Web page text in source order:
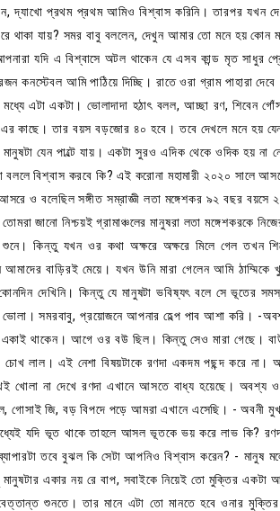
দ্যাখো প্রথম প্রথম আমিও বিশ্বাস করিনি। তারপর যখন
থাকা যায়? সমর বাবু বললেন, দেখুন আমার তো মনে হয় কোন
যদি এ বিশ্বাসে অটল থাকেন যে এসব কান্ড মৃত সাধুর
কনস্টেবল আমি পাঠিয়ে দিচ্ছি। রাতে ওরা গ্রাম পাহারা
এটা একটা। ভোলাদাদা হঠাৎ বলল, আচ্ছা রণ, শিবেন
এর কাছে। তার বয়স বড়জোর ৪০ হবে। তবে দেখলে মনে হয়
যেন পাল্টে যায়। একটা সুরও এদিক থেকে ওদিক হয়
বললে বিশ্বাস করবে কি? এই করোনা মহামারী ২০২০ সালে
ও বলেছিল সঙ্গীত সম্রাজ্ঞী লতা মঙ্গেশকর ৯২ বছর বয়সে
জানো নিশ্চয়ই গ্রামাঞ্চলের মানুষরা লতা মঙ্গেশকরকে
শুনে। কিন্তু যখন ওর কথা অক্ষরে অক্ষরে মিলে গেল তখন
আমাদের বাড়িরই মেয়ে। যখন উনি মারা গেলেন আমি
দেখিনি। কিন্তু যে মানুষটা ভবিষ্যৎ বলে সে ভূতের
ভোলা। সমরবাবু, প্রয়োজনে আপনার হেল্প পাব আশা করি। -
থাকেন। আগে ওর বউ ছিল। কিন্তু সেও মারা গেছে।
লাল। এই নেশা বিষয়টাকে রণদা একদম পছন্দ করে না।
খোলা না দেখে রণদা এখানে আসতে বাধ্য হয়েছে। অবশ্য
গোসাই জি, বড় বিপদে পড়ে আমরা এখানে এসেছি। - অবনী
যদি ভূত থাকে তাহলে আসল ভূতকে ভয় করে লাভ কি?
তবে বুঝল কি সেটা আপনিও বিশ্বাস করেন? - মানুষ
একার নয় রে বাপ, সবাইকে নিয়েই তো মুক্তির একটা
শুনতে। তার মানে এটা তো মানতে হবে ওনার